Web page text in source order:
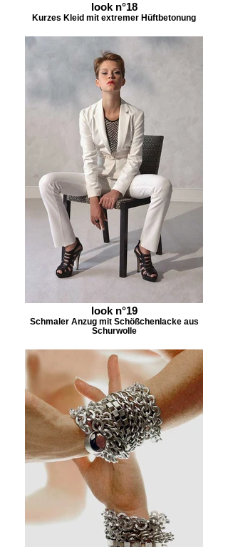
look n°18
Kurzes Kleid mit extremer Hüftbetonung
look n°19
Schmaler Anzug mit Schößchenlacke aus
Schurwolle